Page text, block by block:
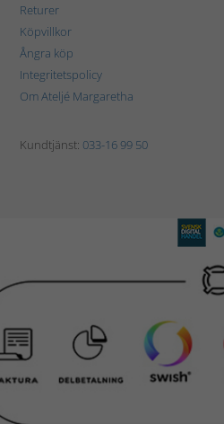
Returer
Köpvillkor
Ångra köp
Integritetspolicy
Om Ateljé Margaretha
Kundtjänst: 033-16 99 50